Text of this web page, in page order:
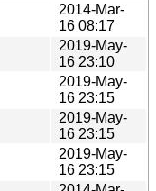
2014-Mar-
16 08:17
2019-May-
16 23:10
2019-May-
16 23:15
2019-May-
16 23:15
2019-May-
16 23:15